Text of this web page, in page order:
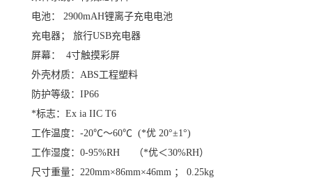
电池： 2900mAH锂离子充电电池
充电器； 旅行USB充电器
屏幕： 4寸触摸彩屏
外壳材质：ABS工程塑料
防护等级：IP66
*标志：Ex ia IIC T6
工作温度：-20℃～60℃ (*优 20°±1°)
工作湿度：0-95%RH （*优＜30%RH）
尺寸重量：220mm×86mm×46mm ； 0.25kg